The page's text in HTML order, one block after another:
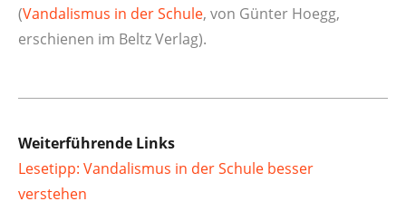
(Vandalismus in der Schule, von Günter Hoegg,
erschienen im Beltz Verlag).
Weiterführende Links
Lesetipp: Vandalismus in der Schule besser
verstehen